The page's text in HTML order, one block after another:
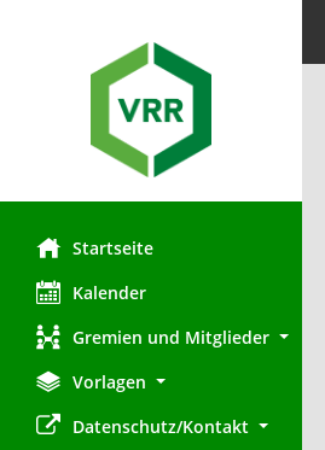
Startseite
Kalender
Gremien und Mitglieder
Vorlagen
Datenschutz/Kontakt